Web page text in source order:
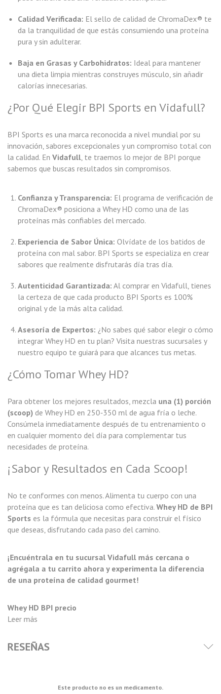
Calidad Verificada: El sello de calidad de ChromaDex® te
da la tranquilidad de que estás consumiendo una proteína
pura y sin adulterar.
Baja en Grasas y Carbohidratos: Ideal para mantener
una dieta limpia mientras construyes músculo, sin añadir
calorías innecesarias.
¿Por Qué Elegir BPI Sports en Vidafull?
BPI Sports es una marca reconocida a nivel mundial por su
innovación, sabores excepcionales y un compromiso total con
la calidad. En Vidafull , te traemos lo mejor de BPI porque
sabemos que buscas resultados sin compromisos.
Confianza y Transparencia: El programa de verificación de
ChromaDex® posiciona a Whey HD como una de las
proteínas más confiables del mercado.
Experiencia de Sabor Única: Olvídate de los batidos de
proteína con mal sabor. BPI Sports se especializa en crear
sabores que realmente disfrutarás día tras día.
Autenticidad Garantizada: Al comprar en Vidafull, tienes
la certeza de que cada producto BPI Sports es 100%
original y de la más alta calidad.
Asesoría de Expertos: ¿No sabes qué sabor elegir o cómo
integrar Whey HD en tu plan? Visita nuestras sucursales y
nuestro equipo te guiará para que alcances tus metas.
¿Cómo Tomar Whey HD?
Para obtener los mejores resultados, mezcla una (1) porción
(scoop) de Whey HD en 250-350 ml de agua fría o leche.
Consúmela inmediatamente después de tu entrenamiento o
en cualquier momento del día para complementar tus
necesidades de proteína.
¡Sabor y Resultados en Cada Scoop!
No te conformes con menos. Alimenta tu cuerpo con una
proteína que es tan deliciosa como efectiva. Whey HD de BPI
Sports es la fórmula que necesitas para construir el físico
que deseas, disfrutando cada paso del camino.
¡Encuéntrala en tu sucursal Vidafull más cercana o
agrégala a tu carrito ahora y experimenta la diferencia
de una proteína de calidad gourmet!
Whey HD BPI precio
Leer más
RESEÑAS
Este producto no es un medicamento.